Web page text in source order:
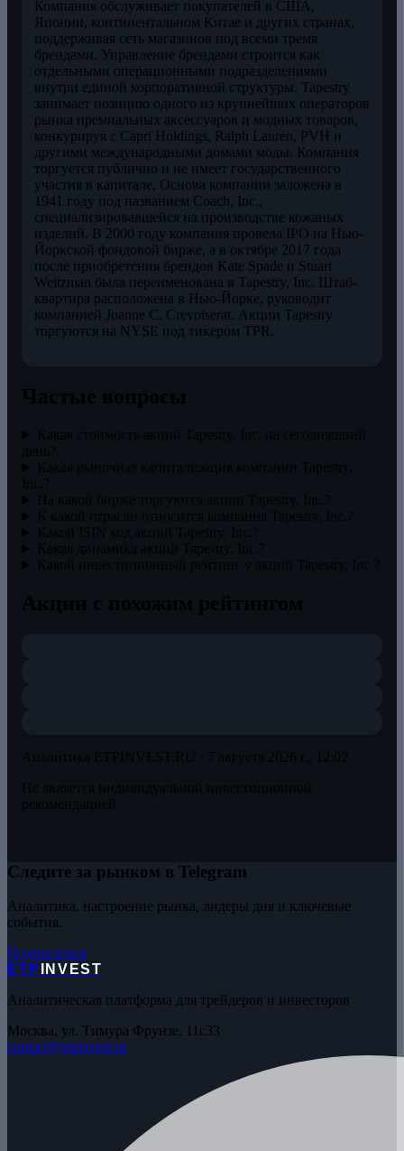
Компания обслуживает покупателей в США,
Японии, континентальном Китае и других странах,
поддерживая сеть магазинов под всеми тремя
брендами. Управление брендами строится как
отдельными операционными подразделениями
внутри единой корпоративной структуры. Tapestry
занимает позицию одного из крупнейших операторов
рынка премиальных аксессуаров и модных товаров,
конкурируя с Capri Holdings, Ralph Lauren, PVH и
другими международными домами моды. Компания
торгуется публично и не имеет государственного
участия в капитале. Основа компании заложена в
1941 году под названием Coach, Inc.,
специализировавшейся на производстве кожаных
изделий. В 2000 году компания провела IPO на Нью-
Йоркской фондовой бирже, а в октябре 2017 года
после приобретения брендов Kate Spade и Stuart
Weitzman была переименована в Tapestry, Inc. Штаб-
квартира расположена в Нью-Йорке, руководит
компанией Joanne C. Crevoiserat. Акции Tapestry
торгуются на NYSE под тикером TPR.
Следите за рынком в Telegram
Аналитика, настроение рынка, лидеры дня и ключевые
события.
Подписаться
ETP
INVEST
Аналитическая платформа для трейдеров и инвесторов
Москва, ул. Тимура Фрунзе, 11с33
contact@etpinvest.ru